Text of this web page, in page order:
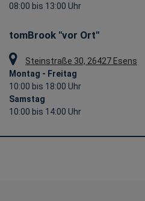
08:00 bis 13:00 Uhr
tomBrook "vor Ort"
Steinstraße 30, 26427 Esens
Montag - Freitag
10:00 bis 18:00 Uhr
Samstag
10:00 bis 14:00 Uhr